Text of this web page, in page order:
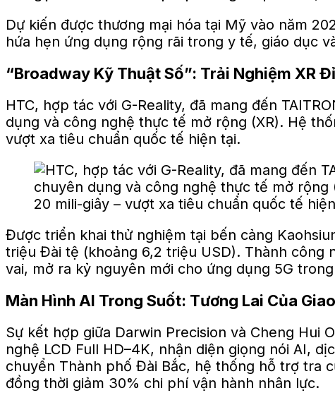
Dự kiến được thương mại hóa tại Mỹ vào năm
hứa hẹn ứng dụng rộng rãi trong y tế, giáo dục
“Broadway Kỹ Thuật Số”: Trải Nghiệm XR
HTC, hợp tác với G-Reality, đã mang đến
dụng và công nghệ thực tế mở rộng (XR). Hệ
vượt xa tiêu chuẩn quốc tế hiện tại.
Được triển khai thử nghiệm tại bến cảng
triệu Đài tệ (khoảng 6,2 triệu USD). Thành công
vai, mở ra kỷ nguyên mới cho ứng dụng 5G
Màn Hình AI Trong Suốt: Tương Lai Của
Sự kết hợp giữa Darwin Precision và Cheng Hui
nghệ LCD Full HD–4K, nhận diện giọng nói AI,
chuyển Thành phố Đài Bắc, hệ thống hỗ trợ tra
đồng thời giảm 30% chi phí vận hành nhân lực.